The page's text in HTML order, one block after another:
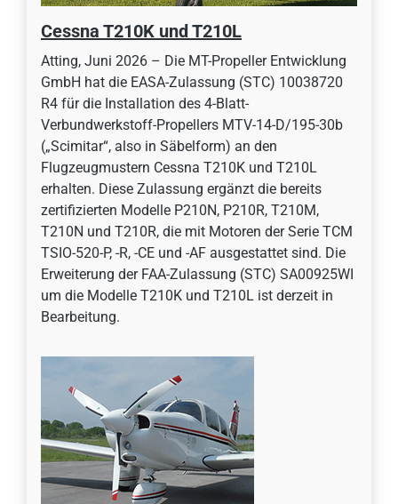
Cessna T210K und T210L
Atting, Juni 2026 – Die MT-Propeller Entwicklung
GmbH hat die EASA-Zulassung (STC) 10038720
R4 für die Installation des 4-Blatt-
Verbundwerkstoff-Propellers MTV-14-D/195-30b
(„Scimitar“, also in Säbelform) an den
Flugzeugmustern Cessna T210K und T210L
erhalten. Diese Zulassung ergänzt die bereits
zertifizierten Modelle P210N, P210R, T210M,
T210N und T210R, die mit Motoren der Serie TCM
TSIO-520-P, -R, -CE und -AF ausgestattet sind. Die
Erweiterung der FAA-Zulassung (STC) SA00925WI
um die Modelle T210K und T210L ist derzeit in
Bearbeitung.